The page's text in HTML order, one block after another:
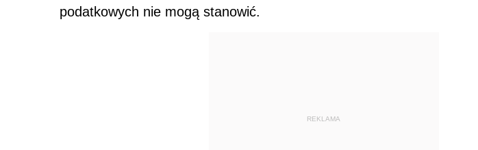
podatkowych nie mogą stanowić.
REKLAMA